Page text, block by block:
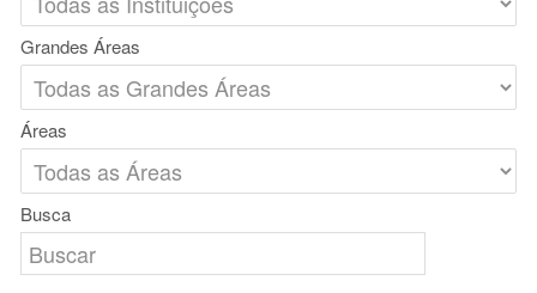
Grandes Áreas
Áreas
Busca